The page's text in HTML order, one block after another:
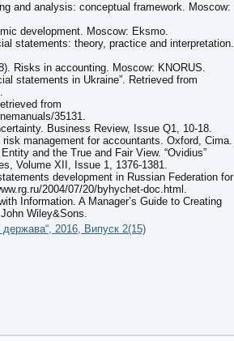
and analysis: conceptual framework. Moscow:
development. Moscow: Eksmo.
statements: theory, practice and interpretation.
Risks in accounting. Moscow: KNORUS.
statements in Ukraine”. Retrieved from
from
35131.
Business Review, Issue Q1, 10-18.
management for accountants. Oxford, Cima.
and the True and Fair View. “Ovidius”
Volume XII, Issue 1, 1376-1381.
development in Russian Federation for
2004/07/20/byhychet-doc.html.
Information. A Manager’s Guide to Creating
Wiley&Sons.
держава“, 2016, Випуск 2(15)